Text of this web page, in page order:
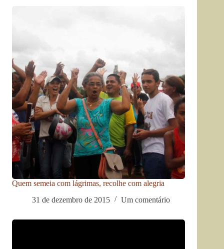
Quem semeia com lágrimas, recolhe com alegria
31 de dezembro de 2015
Um comentário